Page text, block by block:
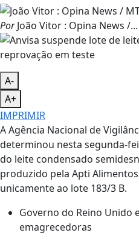
PorJoão Vitor : Opina News /...
A-
A+
IMPRIMIR
A Agência Nacional de
determinou nesta segunda-
do leite condensado
produzido pela Apti
unicamente ao lote 183/3 B.
Governo do Reino Unido
emagrecedoras